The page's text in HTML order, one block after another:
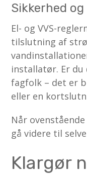
Sikkerhed
El- og VVS-
tilslutning af
installatør. Er
fagfolk – det er
eller en
Når
gå videre til
Klargør